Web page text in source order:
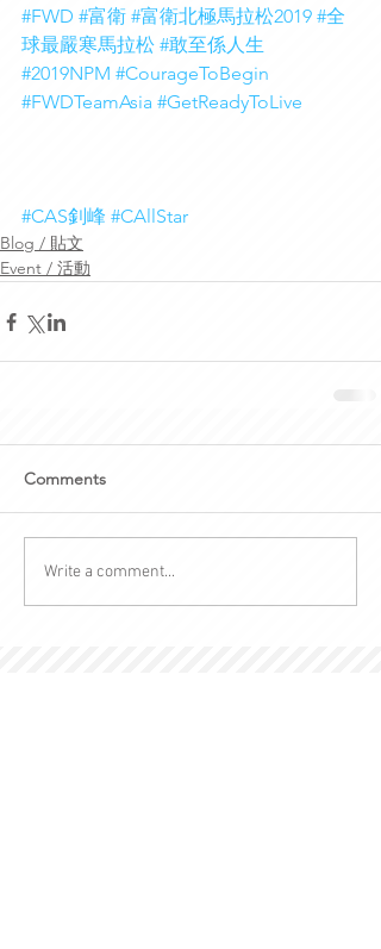
#FWD #富衛 #富衛北極馬拉松2019 #全
球最嚴寒馬拉松 #敢至係人生
#2019NPM #CourageToBegin
#FWDTeamAsia #GetReadyToLive
#CAS釗峰 #CAllStar
Blog / 貼文
Event / 活動
Comments
Write a comment...